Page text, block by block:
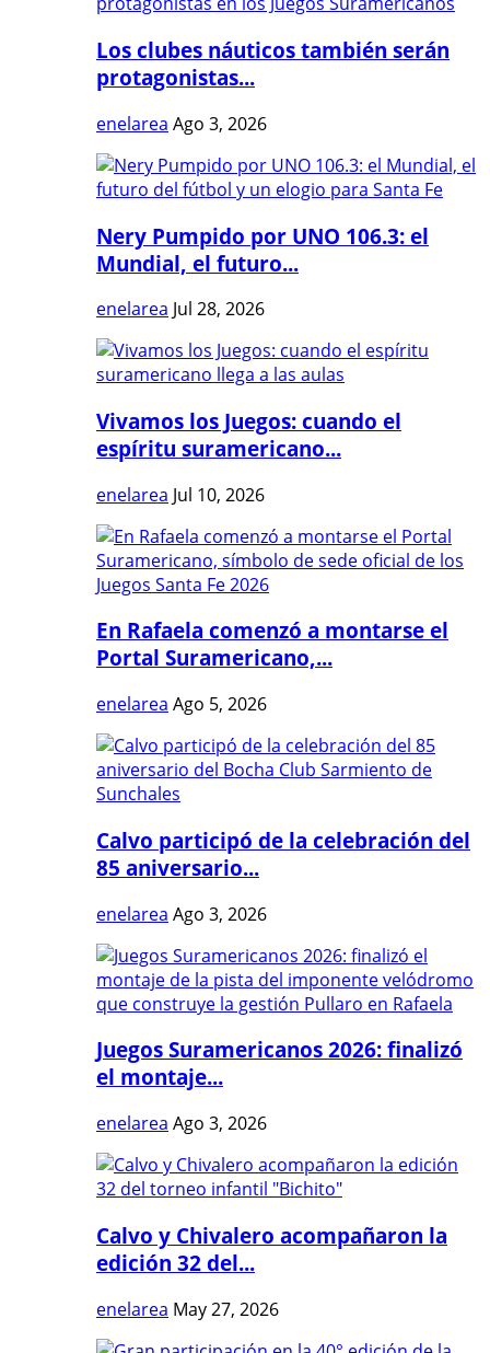
Los clubes náuticos también serán
protagonistas...
enelarea Ago 3, 2026
Nery Pumpido por UNO 106.3: el
Mundial, el futuro...
enelarea Jul 28, 2026
Vivamos los Juegos: cuando el
espíritu suramericano...
enelarea Jul 10, 2026
En Rafaela comenzó a montarse el
Portal Suramericano,...
enelarea Ago 5, 2026
Calvo participó de la celebración del
85 aniversario...
enelarea Ago 3, 2026
Juegos Suramericanos 2026: finalizó
el montaje...
enelarea Ago 3, 2026
Calvo y Chivalero acompañaron la
edición 32 del...
enelarea May 27, 2026